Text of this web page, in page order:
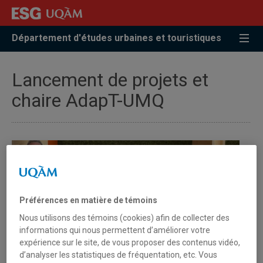
Accéder
recherche
Accéder
menu
pricipal
Accéder
zone
Département d'études urbaines et touristiques
Lancement de projets et
chaire AdapT-UMQ
Préférences en matière de témoins
Nous utilisons des témoins (cookies) afin de collecter des
informations qui nous permettent d’améliorer votre
expérience sur le site, de vous proposer des contenus vidéo,
d’analyser les statistiques de fréquentation, etc. Vous